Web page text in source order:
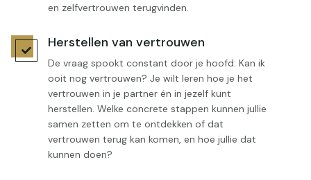
en zelfvertrouwen terugvinden.
 Herstellen van vertrouwen
De vraag spookt constant door je hoofd: Kan ik
ooit nog vertrouwen? Je wilt leren hoe je het
vertrouwen in je partner én in jezelf kunt
herstellen. Welke concrete stappen kunnen jullie
samen zetten om te ontdekken of dat
vertrouwen terug kan komen, en hoe jullie dat
kunnen doen?